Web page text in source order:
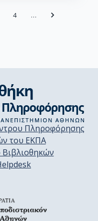
4 …
Πληροφόρησης
του ΕΚΠΑ
Βιβλιοθηκών